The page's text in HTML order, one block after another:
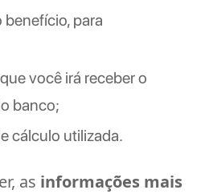
para
você irá receber o
banco;
cálculo utilizada.
as informações mais